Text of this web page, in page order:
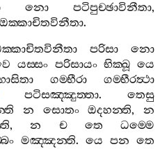
නො පටිපුච‍්ඡාවිනීතා,
ඔක‍්කාචිතවිනීතා.
පරිසා
නො
යස‍්සං පරිසායං භික‍්ඛූ යෙ
ගම‍්භීරා
ගම‍්භීරත්‍ථා
පටිසඤ‍්ඤුත‍්තා.තෙසු
න සොතං ඔදහන‍්ති,න
,න ච තෙ
ධම‍්මෙ
මඤ‍්ඤන‍්ති. යෙ පන තෙ